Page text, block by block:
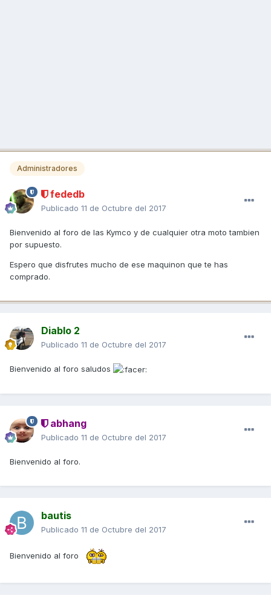
Administradores
fededb
Publicado 11 de Octubre del 2017
Bienvenido al foro de las Kymco y de cualquier otra moto tambien
por supuesto.
Espero que disfrutes mucho de ese maquinon que te has
comprado.
Diablo 2
Publicado 11 de Octubre del 2017
Bienvenido al foro saludos
abhang
Publicado 11 de Octubre del 2017
Bienvenido al foro.
bautis
Publicado 11 de Octubre del 2017
Bienvenido al foro